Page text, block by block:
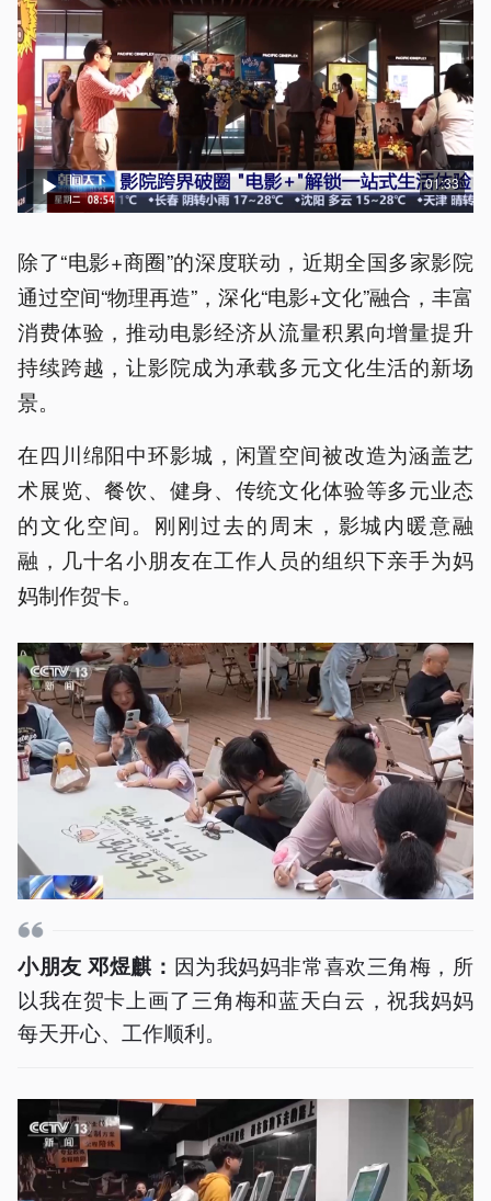
01:33
除了“电影+商圈”的深度联动，近期全国多家影院
通过空间“物理再造”，深化“电影+文化”融合，丰富
消费体验，推动电影经济从流量积累向增量提升
持续跨越，让影院成为承载多元文化生活的新场
景。
在四川绵阳中环影城，闲置空间被改造为涵盖艺
术展览、餐饮、健身、传统文化体验等多元业态
的文化空间。刚刚过去的周末，影城内暖意融
融，几十名小朋友在工作人员的组织下亲手为妈
妈制作贺卡。
小朋友 邓煜麒： 因为我妈妈非常喜欢三角梅，所
以我在贺卡上画了三角梅和蓝天白云，祝我妈妈
每天开心、工作顺利。